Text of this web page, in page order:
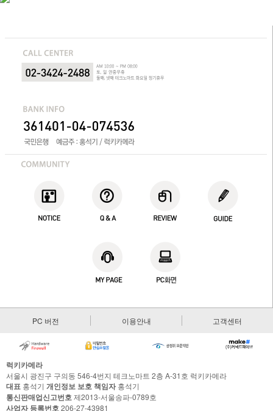
PC 버전 이용안내 고객센터
럭키카메라
서울시 광진구 구의동 546-4번지 테크노마트 2층 A-31호 럭키카메라
대표 홍석기 개인정보 보호 책임자홍석기
통신판매업신고번호제2013-서울송파-0789호
사업자 등록번호206-27-43981